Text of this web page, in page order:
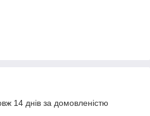
14 днів за домовленістю